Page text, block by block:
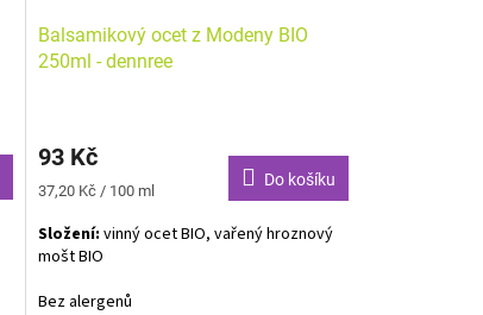
Balsamikový ocet z Modeny BIO
250ml - dennree
93 Kč
Měrná
37,20 Kč / 100 ml
Do košíku
Složení: vinný ocet BIO, vařený hroznový
mošt BIO
Bez alergenů